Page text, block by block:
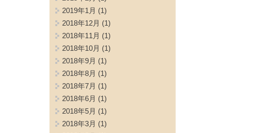
2019年1月 (1)
2018年12月 (1)
2018年11月 (1)
2018年10月 (1)
2018年9月 (1)
2018年8月 (1)
2018年7月 (1)
2018年6月 (1)
2018年5月 (1)
2018年3月 (1)